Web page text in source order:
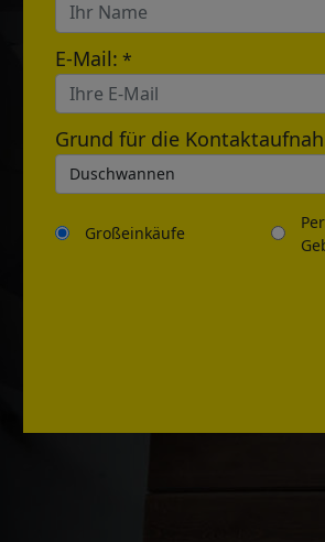
E-Mail: *
Grund für die
Großeinkäufe